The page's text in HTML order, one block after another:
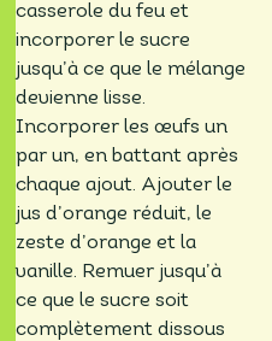
casserole du feu et
incorporer le sucre
jusqu’à ce que le mélange
devienne lisse.
Incorporer les œufs un
par un, en battant après
chaque ajout. Ajouter le
jus d’orange réduit, le
zeste d’orange et la
vanille. Remuer jusqu’à
ce que le sucre soit
complètement dissous